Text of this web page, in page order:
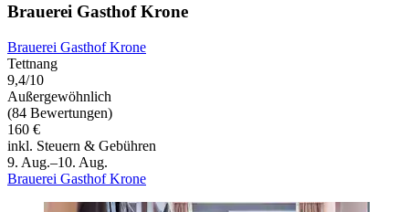
Brauerei Gasthof Krone
Brauerei Gasthof Krone
Tettnang
9,4/10
Außergewöhnlich
(84 Bewertungen)
160 €
inkl. Steuern & Gebühren
9. Aug.–10. Aug.
Brauerei Gasthof Krone